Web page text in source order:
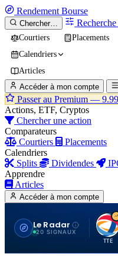
Rendement Bourse
Chercher…
Courtiers
Placements
Calendriers
Articles
Accéder à mon compte
Passer au Premium —
Actions, ETF, Cryptos
Chercher une action
Comparateurs
Courtiers
Placements
Calendriers
Splits
Dividendes
Apprendre
Articles
Accéder à mon compte
Le Radar
20 SIGNAUX
T
TTE